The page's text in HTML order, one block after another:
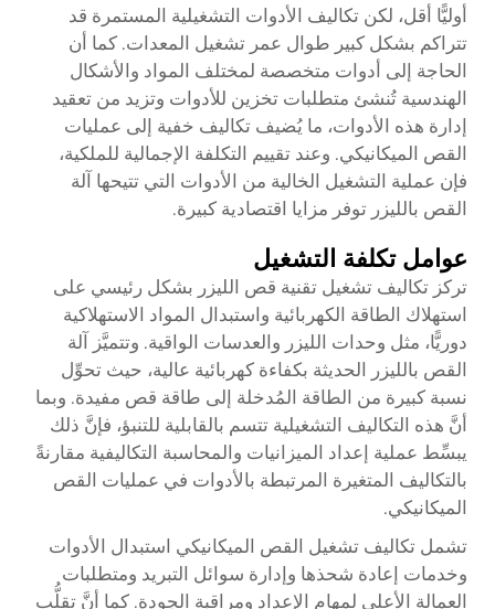
أوليًّا أقل، لكن تكاليف الأدوات التشغيلية المستمرة قد
تتراكم بشكل كبير طوال عمر تشغيل المعدات. كما أن
الحاجة إلى أدوات متخصصة لمختلف المواد والأشكال
الهندسية تُنشئ متطلبات تخزين للأدوات وتزيد من تعقيد
إدارة هذه الأدوات، ما يُضيف تكاليف خفية إلى عمليات
القص الميكانيكي. وعند تقييم التكلفة الإجمالية للملكية،
فإن عملية التشغيل الخالية من الأدوات التي تتيحها آلة
القص بالليزر توفر مزايا اقتصادية كبيرة.
عوامل تكلفة التشغيل
تركز تكاليف تشغيل تقنية قص الليزر بشكل رئيسي على
استهلاك الطاقة الكهربائية واستبدال المواد الاستهلاكية
دوريًّا، مثل وحدات الليزر والعدسات الواقية. وتتميَّز آلة
القص بالليزر الحديثة بكفاءة كهربائية عالية، حيث تحوِّل
نسبة كبيرة من الطاقة المُدخلة إلى طاقة قص مفيدة. وبما
أنَّ هذه التكاليف التشغيلية تتسم بالقابلية للتنبؤ، فإنَّ ذلك
يبسِّط عملية إعداد الميزانيات والمحاسبة التكاليفية مقارنةً
بالتكاليف المتغيرة المرتبطة بالأدوات في عمليات القص
الميكانيكي.
تشمل تكاليف تشغيل القص الميكانيكي استبدال الأدوات
وخدمات إعادة شحذها وإدارة سوائل التبريد ومتطلبات
العمالة الأعلى لمهام الإعداد ومراقبة الجودة. كما أنَّ تقلُّب